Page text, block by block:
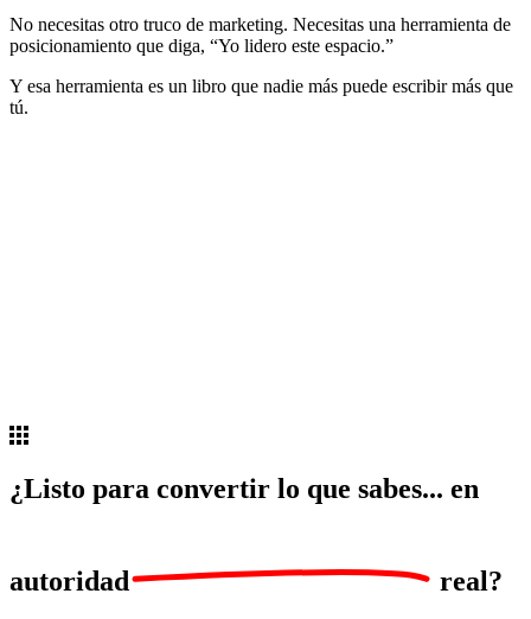
No necesitas otro truco de marketing. Necesitas una herramienta de
posicionamiento que diga, “Yo lidero este espacio.”
Y esa herramienta es un libro que nadie más puede escribir más que
tú.
¿Listo para convertir lo que sabes... en
autoridad real?